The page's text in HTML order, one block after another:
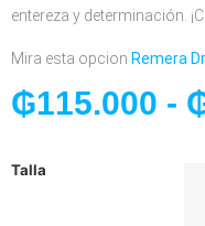
entereza y determinación.
Mira esta opcion Remera
₲115.000 -
Talla